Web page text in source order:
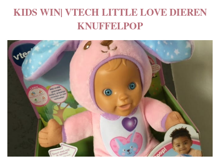
KIDS WIN| VTECH LITTLE LOVE DIEREN
KNUFFELPOP